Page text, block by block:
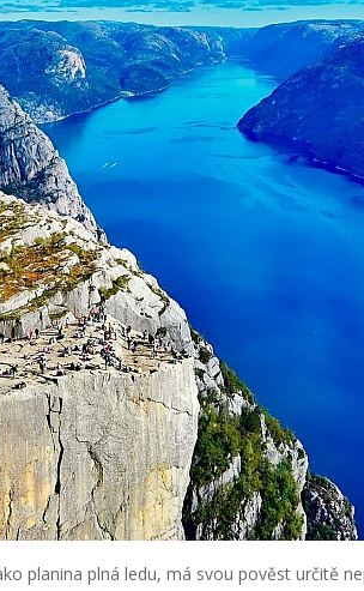
planina plná ledu, má svou pověst určitě